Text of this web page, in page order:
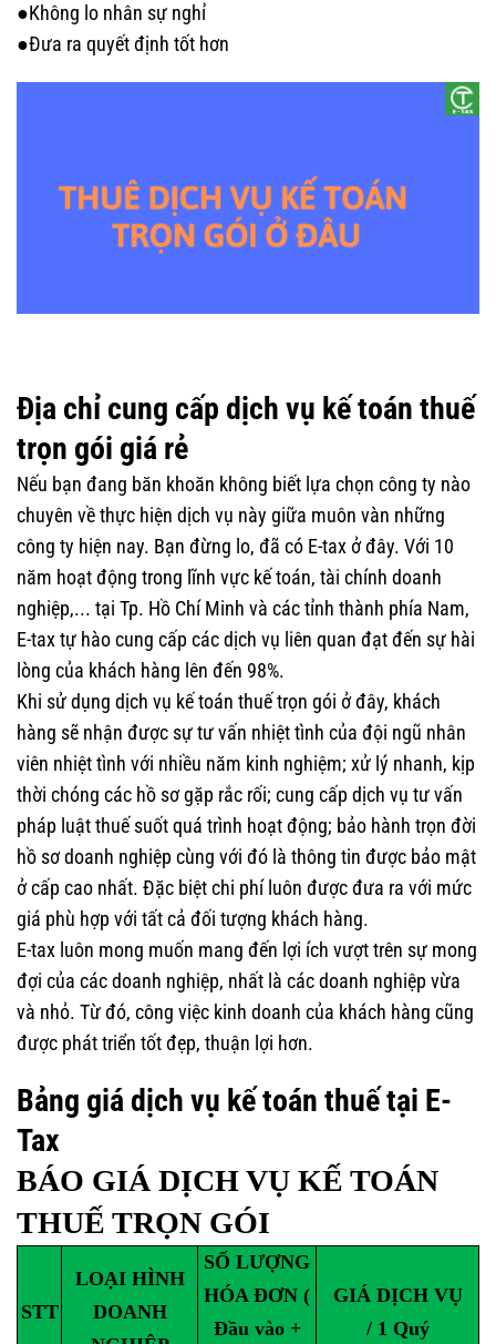
●Không lo nhân sự nghỉ
●Đưa ra quyết định tốt hơn
Địa chỉ cung cấp dịch vụ kế toán thuế
trọn gói giá rẻ
Nếu bạn đang băn khoăn không biết lựa chọn công ty nào
chuyên về thực hiện dịch vụ này giữa muôn vàn những
công ty hiện nay. Bạn đừng lo, đã có E-tax ở đây. Với 10
năm hoạt động trong lĩnh vực kế toán, tài chính doanh
nghiệp,... tại Tp. Hồ Chí Minh và các tỉnh thành phía Nam,
E-tax tự hào cung cấp các dịch vụ liên quan đạt đến sự hài
lòng của khách hàng lên đến 98%.
Khi sử dụng dịch vụ kế toán thuế trọn gói ở đây, khách
hàng sẽ nhận được sự tư vấn nhiệt tình của đội ngũ nhân
viên nhiệt tình với nhiều năm kinh nghiệm; xử lý nhanh, kịp
thời chóng các hồ sơ gặp rắc rối; cung cấp dịch vụ tư vấn
pháp luật thuế suốt quá trình hoạt động; bảo hành trọn đời
hồ sơ doanh nghiệp cùng với đó là thông tin được bảo mật
ở cấp cao nhất. Đặc biệt chi phí luôn được đưa ra với mức
giá phù hợp với tất cả đối tượng khách hàng.
E-tax luôn mong muốn mang đến lợi ích vượt trên sự mong
đợi của các doanh nghiệp, nhất là các doanh nghiệp vừa
và nhỏ. Từ đó, công việc kinh doanh của khách hàng cũng
được phát triển tốt đẹp, thuận lợi hơn.
Bảng giá dịch vụ kế toán thuế tại E-
Tax
BÁO GIÁ DỊCH VỤ KẾ TOÁN
THUẾ TRỌN GÓI
STT
LOẠI HÌNH
DOANH
SỐ LƯỢNG
HÓA ĐƠN (
Đầu vào +
GIÁ DỊCH VỤ
/ 1 Quý